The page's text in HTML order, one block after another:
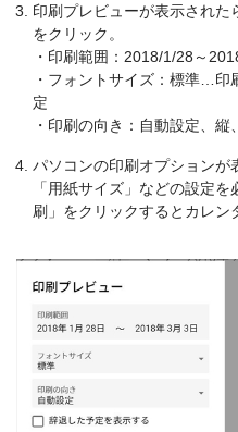
印刷プレビューが表示された
をクリック。
・印刷範囲：2018/1/28～
・フォントサイズ：標準…印
定
・印刷の向き：自動設定、
パソコンの印刷オプションが
「用紙サイズ」などの設定
刷」をクリックするとカレン